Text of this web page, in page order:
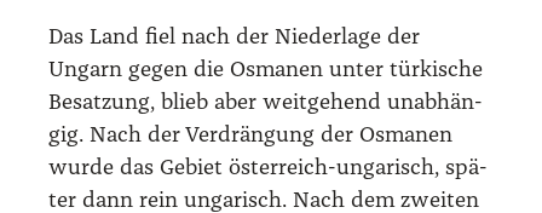
Das Land fiel nach der Nie­der­la­ge der
Ungarn gegen die Osma­nen unter tür­ki­sche
Besat­zung, blieb aber weit­ge­hend unab­hän­
gig. Nach der Ver­drän­gung der Osma­nen
wur­de das Gebiet öster­reich-unga­risch, spä­
ter dann rein unga­risch. Nach dem zwei­ten